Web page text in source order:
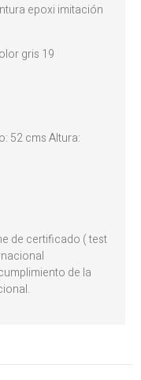
epoxi imitación
gris 19
52 cms Altura:
de certificado ( test
de la